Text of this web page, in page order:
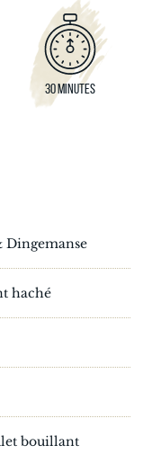
30 MINUTES
Dingemanse
haché
bouillant